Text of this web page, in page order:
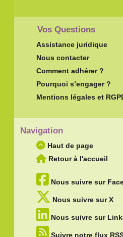
Vos Questions
Assistance juridique
Nous contacter
Comment adhérer ?
Pourquoi s’engager ?
Mentions légales et
Navigation
Haut de page
Retour à l'accueil
Nous suivre sur
Nous suivre sur X
Nous suivre sur
Suivre notre flux